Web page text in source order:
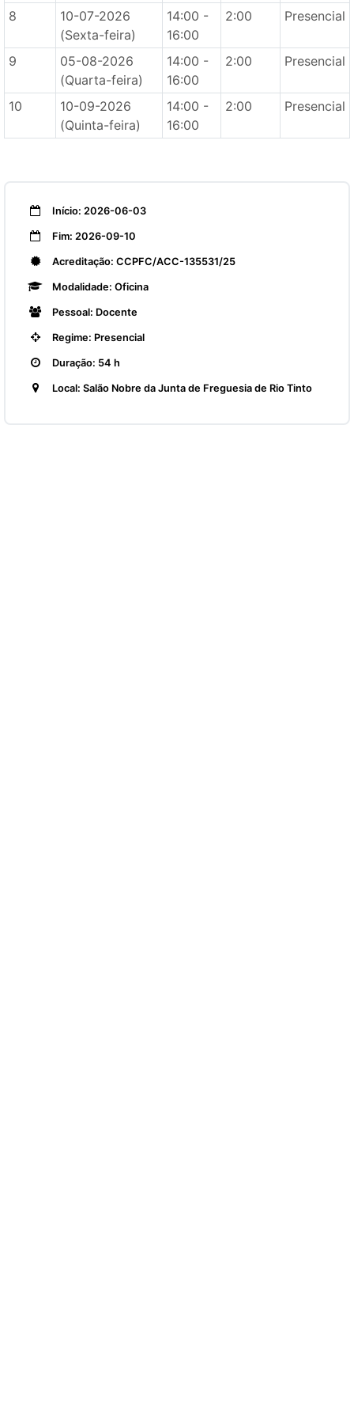
8
10-07-2026
(Sexta-feira)
14:00 -
16:00
2:00 Presencial
9
05-08-2026
(Quarta-feira)
14:00 -
16:00
2:00 Presencial
10
10-09-2026
(Quinta-feira)
14:00 -
16:00
2:00 Presencial
Início: 2026-06-03
Fim: 2026-09-10
Acreditação: CCPFC/ACC-135531/25
Modalidade: Oficina
Pessoal: Docente
Regime: Presencial
Duração: 54 h
Local: Salão Nobre da Junta de Freguesia de Rio Tinto